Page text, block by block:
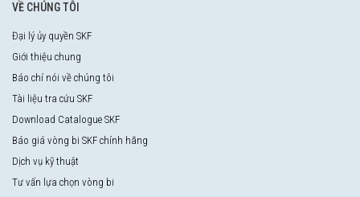
VỀ CHÚNG TÔI
Đại lý ủy quyền SKF
Giới thiệu chung
Báo chí nói về chúng tôi
Tài liệu tra cứu SKF
Download Catalogue SKF
Báo giá vòng bi SKF chính hãng
Dịch vụ kỹ thuật
Tư vấn lựa chọn vòng bi